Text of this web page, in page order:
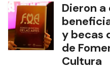
Dieron a
y becas
de
Cultura